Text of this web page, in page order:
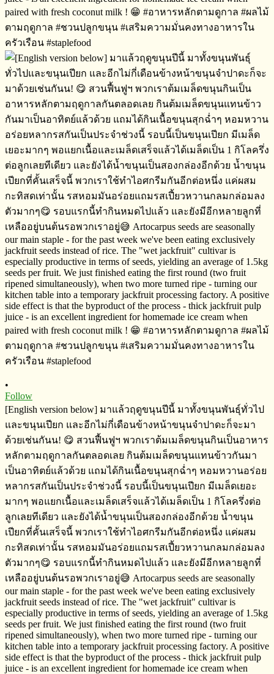
•
Follow
[English version below] มาแล้วฤดูขนุนปีนี้​ มาทั้งขนุนพันธุ์​ทั่วไป
และขนุนเปียก​ และอีกไม่กี่เดือนข้างหน้าขนุนจำปาดะก็จะมา
ด้วยเช่นกันน! 😋 สวนฟื้นฟูฯ​ พวกเราต้มเมล็ดขนุนกินเป็นอาหาร
หลักตามฤดูกาล​​กันตลอดเลย​ กินต้มเมล็ดขนุนแทนข้าวกันมา
เป็นอาทิตย์​แล้วด้วย แถมได้กินเนื้อขนุนสุกฉ่ำๆ​ หอมหวาน​อร่อย
หลากรสกันเป็นประจำ​ช่วงนี้​ รอบนี้เป็นขนุนเปียก​ มีเมล็ดเยอะ
มากๆ​ พอแยกเนื้อและเมล็ดเสร็จ​แล้ว​ได้เมล็ดเป็น​ 1 กิโลครึ่งต่อ
ลูก​เลยทีเดียว​ และยังได้น้ำขนุนเป็นสองกล่องอีกด้วย​ น้ำขนุน
เปียกที่คั้นเสร็จ​นี้​ พวกเราใช้ทำไอศกรีม​กันอีกต่อหนึ่ง​ แค่ผสม
กะทิสด​เท่านั้น​ รสหอมมันอร่อยแถมรสเปี้ยวหวานกลมกล่อม​ลง
ตัวมากๆ​😋 รอบแรกนี้ทำกินหมดไปแล้ว และยังมีอีกหลายลูกที่
เหลืออยู่บนต้นรอพวกเราอยู่​😅 Artocarpus seeds are seasonally
our main staple - for the past week we've been eating exclusively
jackfruit seeds instead of rice. The "wet jackfruit" cultivar is
especially productive in terms of seeds, yielding an average of 1.5kg
seeds per fruit. We just finished eating the first round (two fruit
ripened simultaneously), when two more turned ripe - turning our
kitchen table into a temporary jackfruit processing factory. A positive
side effect is that the byproduct of the process - thick jackfruit pulp
juice - is an excellent ingredient for homemade ice cream when